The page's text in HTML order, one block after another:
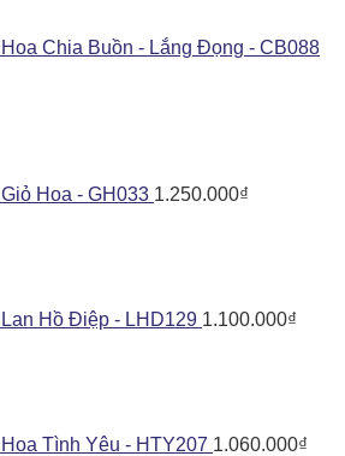
Hoa Chia Buồn - Lắng Đọng - CB088
Giỏ Hoa - GH033 1.250.000₫
Lan Hồ Điệp - LHD129 1.100.000₫
Hoa Tình Yêu - HTY207 1.060.000₫